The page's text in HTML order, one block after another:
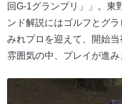
回G-1グランプリ」」。東
ンド解説にはゴルフとグ
みれプロを迎えて、開始
雰囲気の中、プレイが進み